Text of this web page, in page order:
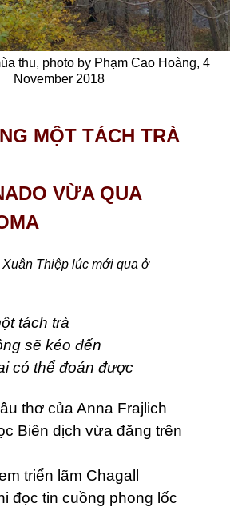
thu, photo by Phạm Cao Hoàng, 4
November 2018
MỘT TÁCH TRÀ
VỪA QUA
Thiệp lúc mới qua ở
tách trà
sẽ kéo đến
có thể đoán được
thơ của Anna Frajlich
Biên dịch vừa đăng trên
triển lãm Chagall
đọc tin cuồng phong lốc